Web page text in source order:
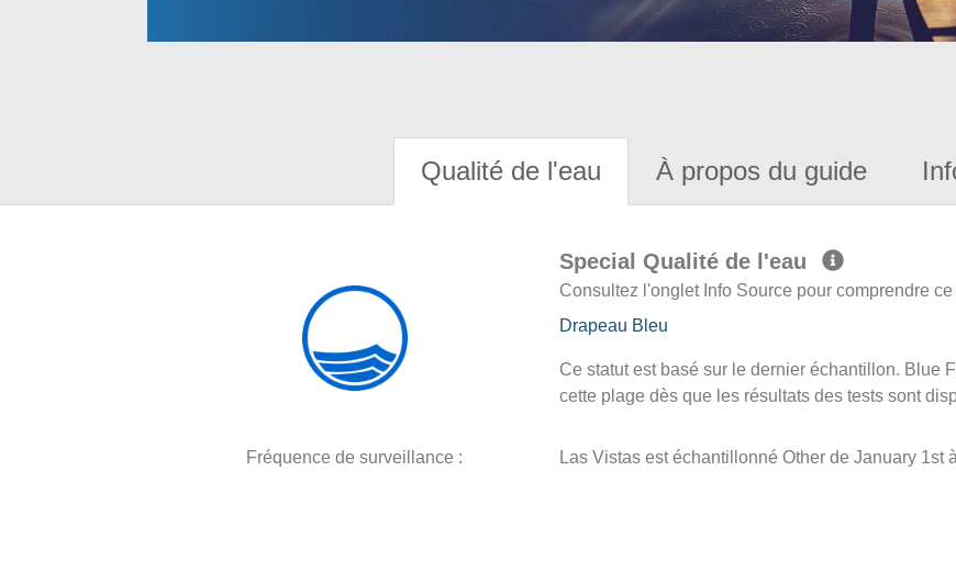
Qualité de l'eau À propos du guide
Special Qualité de l'eau
Consultez l'onglet Info Source pour comprendre
Drapeau Bleu
Ce statut est basé sur le dernier échantillon. Blue
cette plage dès que les résultats des tests sont
Fréquence de surveillance : Las Vistas est échantillonné Other de January 1st